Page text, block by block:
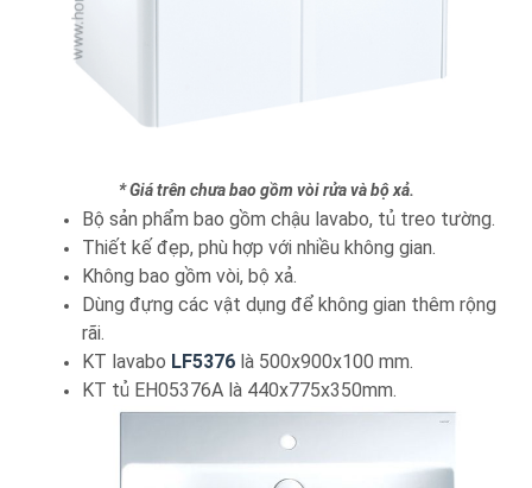
* Giá trên chưa bao gồm vòi rửa và bộ xả.
Bộ sản phẩm bao gồm chậu lavabo, tủ treo tường.
Thiết kế đẹp, phù hợp với nhiều không gian.
Không bao gồm vòi, bộ xả.
Dùng đựng các vật dụng để không gian thêm rộng
rãi.
KT lavabo LF5376là 500x900x100 mm.
KT tủ EH05376A là 440x775x350mm.